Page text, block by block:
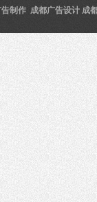
制作 成都广告设计 成